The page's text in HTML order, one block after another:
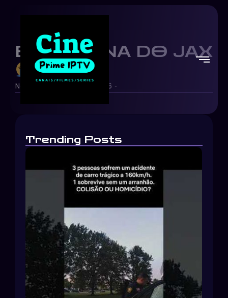
ESSA CENA DO JAX
Netflix Brasil 27/06/2026 -
Trending Posts